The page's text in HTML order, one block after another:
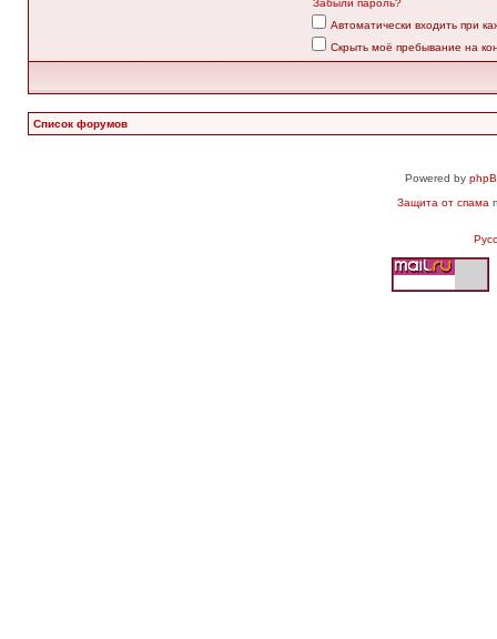
Забыли пароль?
Автоматически входить при
Скрыть моё пребывание на
Список форумов
Powered by
Защита от спама